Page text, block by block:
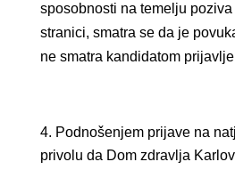
sposobnosti na temelju
stranici, smatra se da je
ne smatra kandidatom
Podnošenjem prijave na
privolu da Dom zdravlja